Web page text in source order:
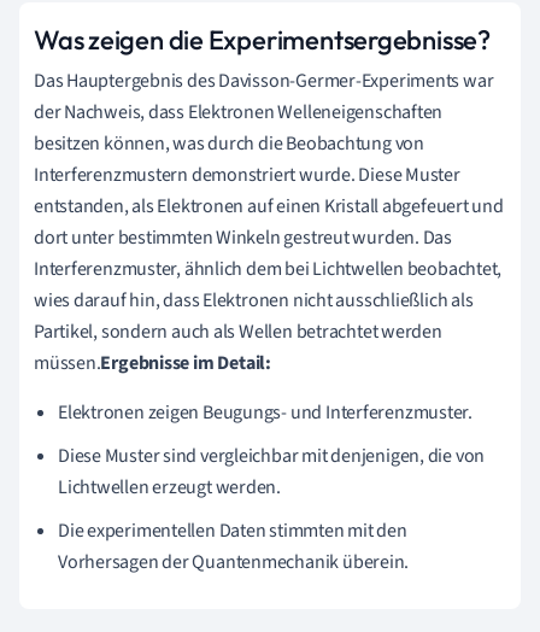
Was zeigen die Experimentsergebnisse?
Das Hauptergebnis des Davisson-Germer-Experiments war
der Nachweis, dass Elektronen Welleneigenschaften
besitzen können, was durch die Beobachtung von
Interferenzmustern demonstriert wurde. Diese Muster
entstanden, als Elektronen auf einen Kristall abgefeuert und
dort unter bestimmten Winkeln gestreut wurden. Das
Interferenzmuster, ähnlich dem bei Lichtwellen beobachtet,
wies darauf hin, dass Elektronen nicht ausschließlich als
Partikel, sondern auch als Wellen betrachtet werden
müssen.Ergebnisse im Detail:
Elektronen zeigen Beugungs- und Interferenzmuster.
Diese Muster sind vergleichbar mit denjenigen, die von
Lichtwellen erzeugt werden.
Die experimentellen Daten stimmten mit den
Vorhersagen der Quantenmechanik überein.